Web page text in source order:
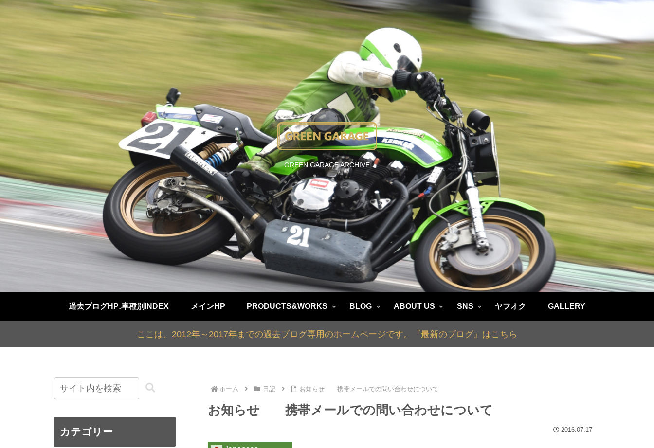
GREEN GARAGE ARCHIVE
過去ブログHP:車種別INDEX メインHP PRODUCTS&WORKS BLOG ABOUT US SNS ヤフオク GALLERY
ここは、2012年～2017年までの過去ブログ専用のホームページです。『最新のブログ』はこちら
ホーム 日記 お知らせ 携帯メールでの問い合わせについて
お知らせ 携帯メールでの問い合わせについて
2016.07.17
カテゴリー